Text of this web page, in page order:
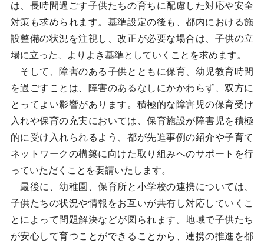
は、長時間過ごす子供たちの育ちに配慮した対応や安全
対策も求められます。基準設定の後も、都内における施
設整備の状況を注視し、改正が必要な場合は、子供の立
場に立った、よりよき基準としていくことを求めます。
そして、障害のある子供とともに保育、幼児教育時間
を過ごすことは、障害のあるなしにかかわらず、双方に
とってよい影響があります。積極的な障害児の保育受け
入れや保育の充実においては、保育施設が障害児を積極
的に受け入れられるよう、都が先進事例の紹介や子育て
ネットワークの構築に向けた取り組みへのサポートを行
っていただくことを要請いたします。
最後に、幼稚園、保育所と小学校の連携については、
子供たちの状況や情報をお互いが共有し対応していくこ
とによって問題解決などが図られます。地域で子供たち
が安心して育つことができることから、連携の推進を都